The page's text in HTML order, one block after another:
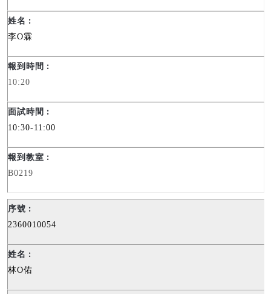
李O霖
10:20
10:30-11:00
B0219
2360010054
林O佑